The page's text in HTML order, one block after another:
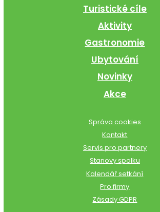
Turistické cíle
Aktivity
Gastronomie
Ubytování
Novinky
Akce
Správa cookies
Kontakt
Servis pro partnery
Stanovy spolku
Kalendář setkání
Pro firmy
Zásady GDPR